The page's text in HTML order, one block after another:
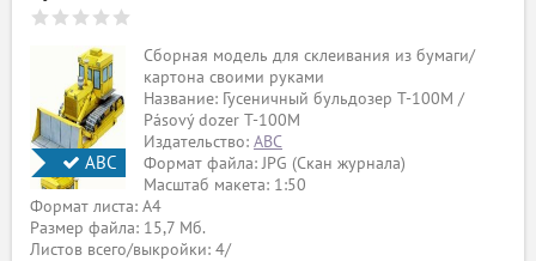
АВС
Сборная модель для склеивания из бумаги/
картона своими руками
Название: Гусеничный бульдозер T-100M /
Pásový dozer T-100M
Издательство: ABC
Формат файла: JPG (Скан журнала)
Масштаб макета: 1:50
Формат листа: А4
Размер файла: 15,7 Мб.
Листов всего/выкройки: 4/